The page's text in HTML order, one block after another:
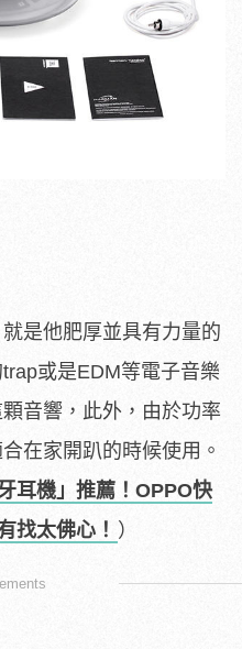
是他肥厚並具有力量的
或是EDM等電子音樂
音響，此外，由於功率
在家開趴的時候使用。
耳機」推薦！OPPO快
找太佛心！ ）